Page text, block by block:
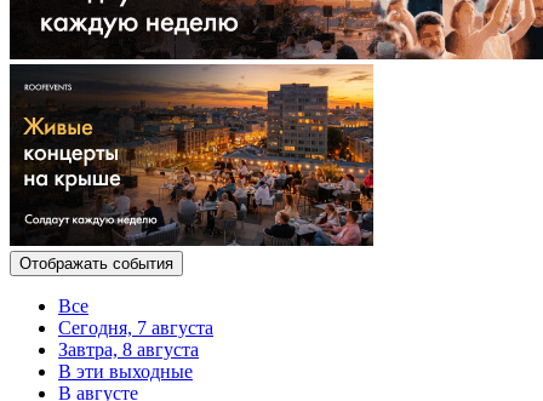
Отображать события
Все
Сегодня, 7 августа
Завтра, 8 августа
В эти выходные
В августе